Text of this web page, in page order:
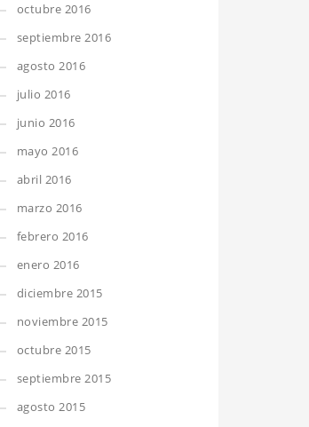
octubre 2016
septiembre 2016
agosto 2016
julio 2016
junio 2016
mayo 2016
abril 2016
marzo 2016
febrero 2016
enero 2016
diciembre 2015
noviembre 2015
octubre 2015
septiembre 2015
agosto 2015